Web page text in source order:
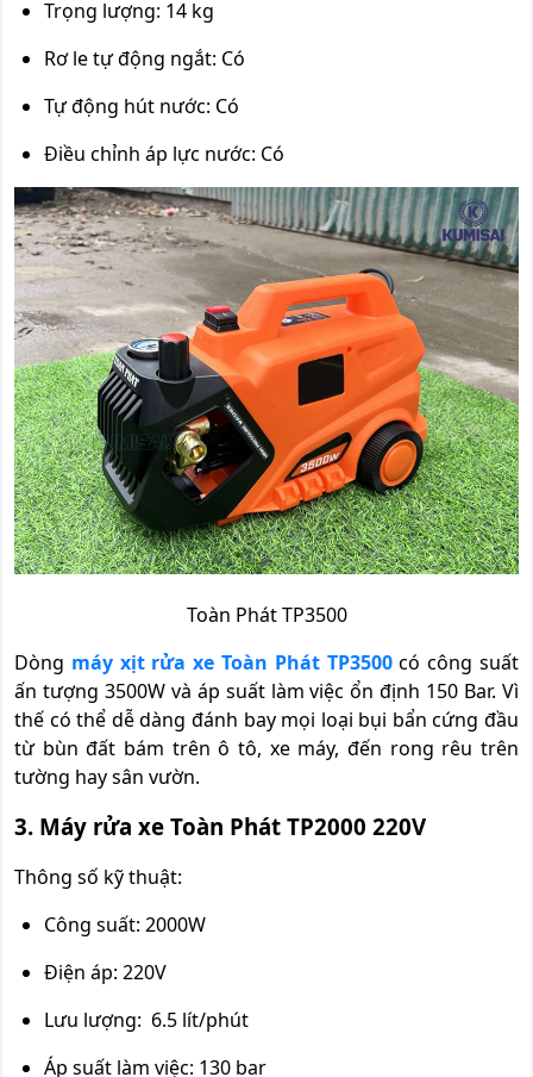
Trọng lượng: 14 kg
Rơ le tự động ngắt: Có
Tự động hút nước: Có
Điều chỉnh áp lực nước: Có
Toàn Phát TP3500
Dòng máy xịt rửa xe Toàn Phát TP3500có công suất
ấn tượng 3500W và áp suất làm việc ổn định 150 Bar. Vì
thế có thể dễ dàng đánh bay mọi loại bụi bẩn cứng đầu
từ bùn đất bám trên ô tô, xe máy, đến rong rêu trên
tường hay sân vườn.
3. Máy rửa xe Toàn Phát TP2000 220V
Thông số kỹ thuật:
Công suất: 2000W
Điện áp: 220V
Lưu lượng: 6.5 lít/phút
Áp suất làm việc: 130 bar